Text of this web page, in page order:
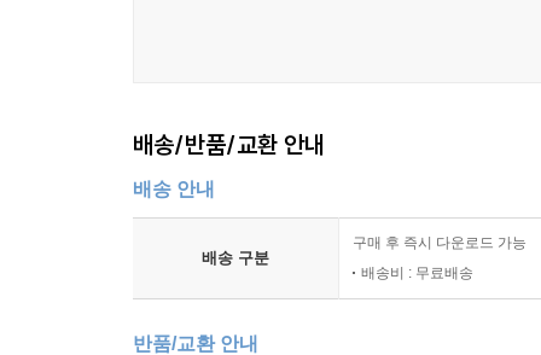
배송/반품/교환 안내
배송 안내
배송 구분
구매 후 즉시 다운로드 가능
배송비 : 무료배송
반품/교환 안내